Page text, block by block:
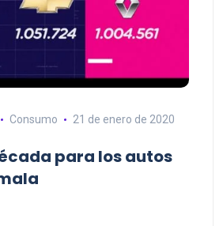
Consumo 21 de enero de 2020
para los autos